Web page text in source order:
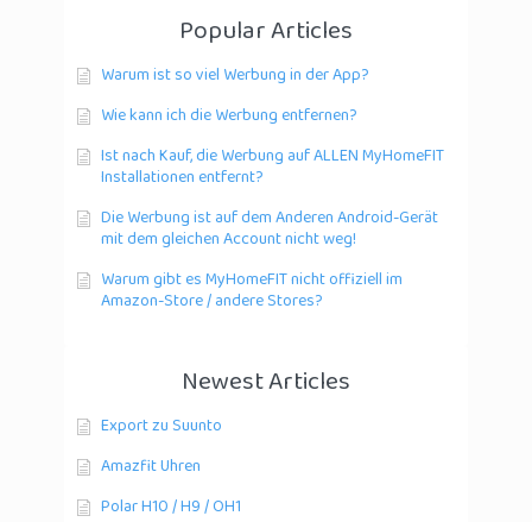
Popular Articles
Warum ist so viel Werbung in der App?
Wie kann ich die Werbung entfernen?
Ist nach Kauf, die Werbung auf ALLEN MyHomeFIT
Installationen entfernt?
Die Werbung ist auf dem Anderen Android-Gerät
mit dem gleichen Account nicht weg!
Warum gibt es MyHomeFIT nicht offiziell im
Amazon-Store / andere Stores?
Newest Articles
Export zu Suunto
Amazfit Uhren
Polar H10 / H9 / OH1